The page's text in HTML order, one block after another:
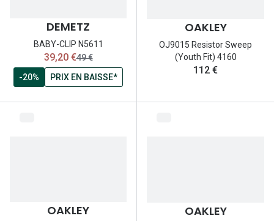
DEMETZ
BABY-CLIP N5611
maintenant:
39,20 €ancien prix:
49 €
-20%
PRIX EN BAISSE*
OAKLEY
OJ9015 Resistor Sweep
(Youth Fit) 4160
112 €
OAKLEY OAKLEY